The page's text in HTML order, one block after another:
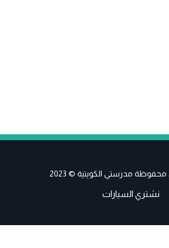
مدرستي الكويتية © 2023
نشتري السيارات